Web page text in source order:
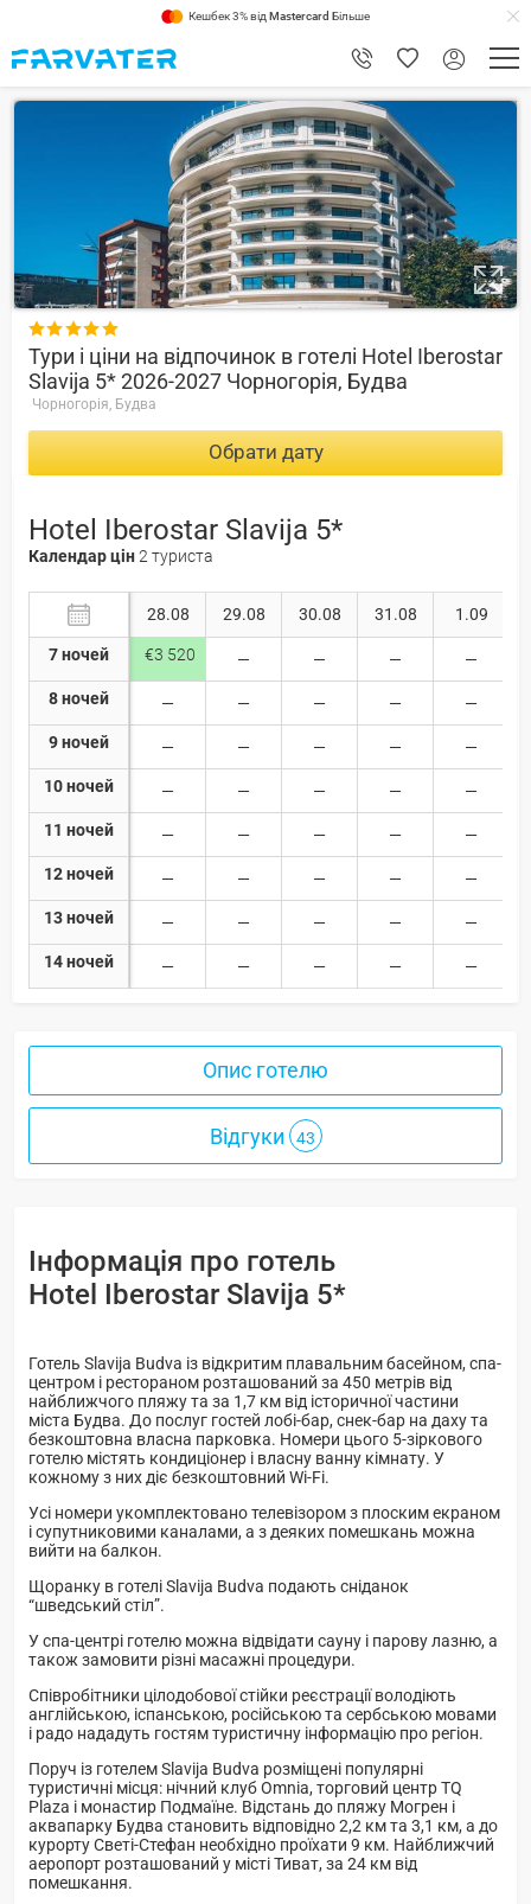
Кешбек 3% від Mastercard Більше

Тури і ціни на відпочинок в готелі Hotel Iberostar
Slavija 5* 2026-2027 Чорногорія, Будва
Чорногорія, Будва
Обрати дату
Hotel Iberostar Slavija 5*
Календар цін2 туриста
7 ночей
8 ночей
9 ночей
10 ночей
11 ночей
12 ночей
13 ночей
14 ночей
28.08 29.08 30.08 31.08 1.09
€3 520
Опис готелю
Відгуки 43
Інформація про готель
Hotel Iberostar Slavija 5*
Готель Slavija Budva із відкритим плавальним басейном, спа-
центром і рестораном розташований за 450 метрів від
найближчого пляжу та за 1,7 км від історичної частини
міста Будва. До послуг гостей лобі-бар, снек-бар на даху та
безкоштовна власна парковка. Номери цього 5-зіркового
готелю містять кондиціонер і власну ванну кімнату. У
кожному з них діє безкоштовний Wi-Fi.
Усі номери укомплектовано телевізором з плоским екраном
і супутниковими каналами, а з деяких помешкань можна
вийти на балкон.
Щоранку в готелі Slavija Budva подають сніданок
“шведський стіл”.
У спа-центрі готелю можна відвідати сауну і парову лазню, а
також замовити різні масажні процедури.
Співробітники цілодобової стійки реєстрації володіють
англійською, іспанською, російською та сербською мовами
і радо нададуть гостям туристичну інформацію про регіон.
Поруч із готелем Slavija Budva розміщені популярні
туристичні місця: нічний клуб Omnia, торговий центр TQ
Plaza і монастир Подмаїне. Відстань до пляжу Могрен і
аквапарку Будва становить відповідно 2,2 км та 3,1 км, а до
курорту Светі-Стефан необхідно проїхати 9 км. Найближчий
аеропорт розташований у місті Тиват, за 24 км від
помешкання.